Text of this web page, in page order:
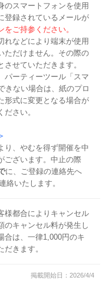
のスマートフォンを使用
登録されているメールが
ご持参ください。
れなどにより端末が使用
ただけません。その際の
せていただきます。
パーティーツール「スマ
きない場合は、紙のプロ
形式に変更となる場合が
さい。
り、やむを得ず開催を中
ございます。中止の際
に、ご登録の連絡先へ
絡いたします。
様都合によりキャンセル
のキャンセル料が発生し
合は、一律1,000円のキ
きます。
掲載開始日：2026/4/4